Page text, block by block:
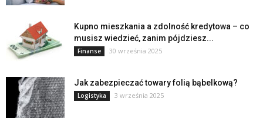
Kupno mieszkania a zdolność kredytowa – co
musisz wiedzieć, zanim pójdziesz...
Finanse 30 września 2025
Jak zabezpieczać towary folią bąbelkową?
Logistyka 3 września 2025